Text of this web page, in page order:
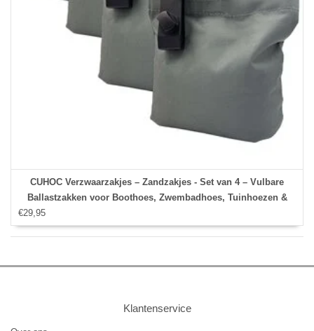
CUHOC Verzwaarzakjes – Zandzakjes - Set van 4 – Vulbare
Ballastzakken voor Boothoes, Zwembadhoes, Tuinhoezen &
€29,95
Klantenservice